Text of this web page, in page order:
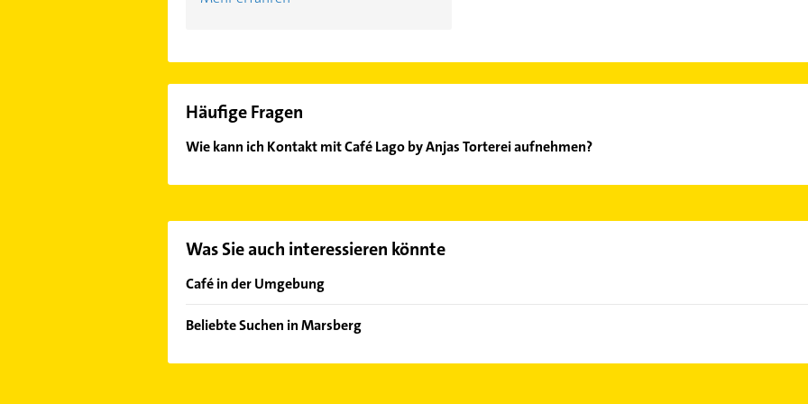
Häufige Fragen
Wie kann ich Kontakt mit Café Lago by Anjas Torterei aufnehmen?
Was Sie auch interessieren könnte
Café in der Umgebung
Diemelsee
Korbach
Beliebte Suchen in Marsberg